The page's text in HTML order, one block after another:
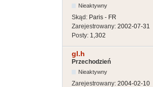
Nieaktywny
Skąd: Paris - FR
Zarejestrowany: 2002-07-31
Posty: 1,302
gl.h
Przechodzień
Nieaktywny
Zarejestrowany: 2004-02-10